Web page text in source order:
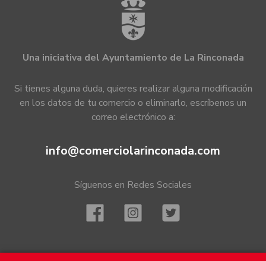
Una iniciativa del Ayuntamiento de La Rinconada
Si tienes alguna duda, quieres realizar alguna modificación
en los datos de tu comercio o eliminarlo, escríbenos un
correo electrónico a:
info@comerciolarinconada.com
Síguenos en Redes Sociales